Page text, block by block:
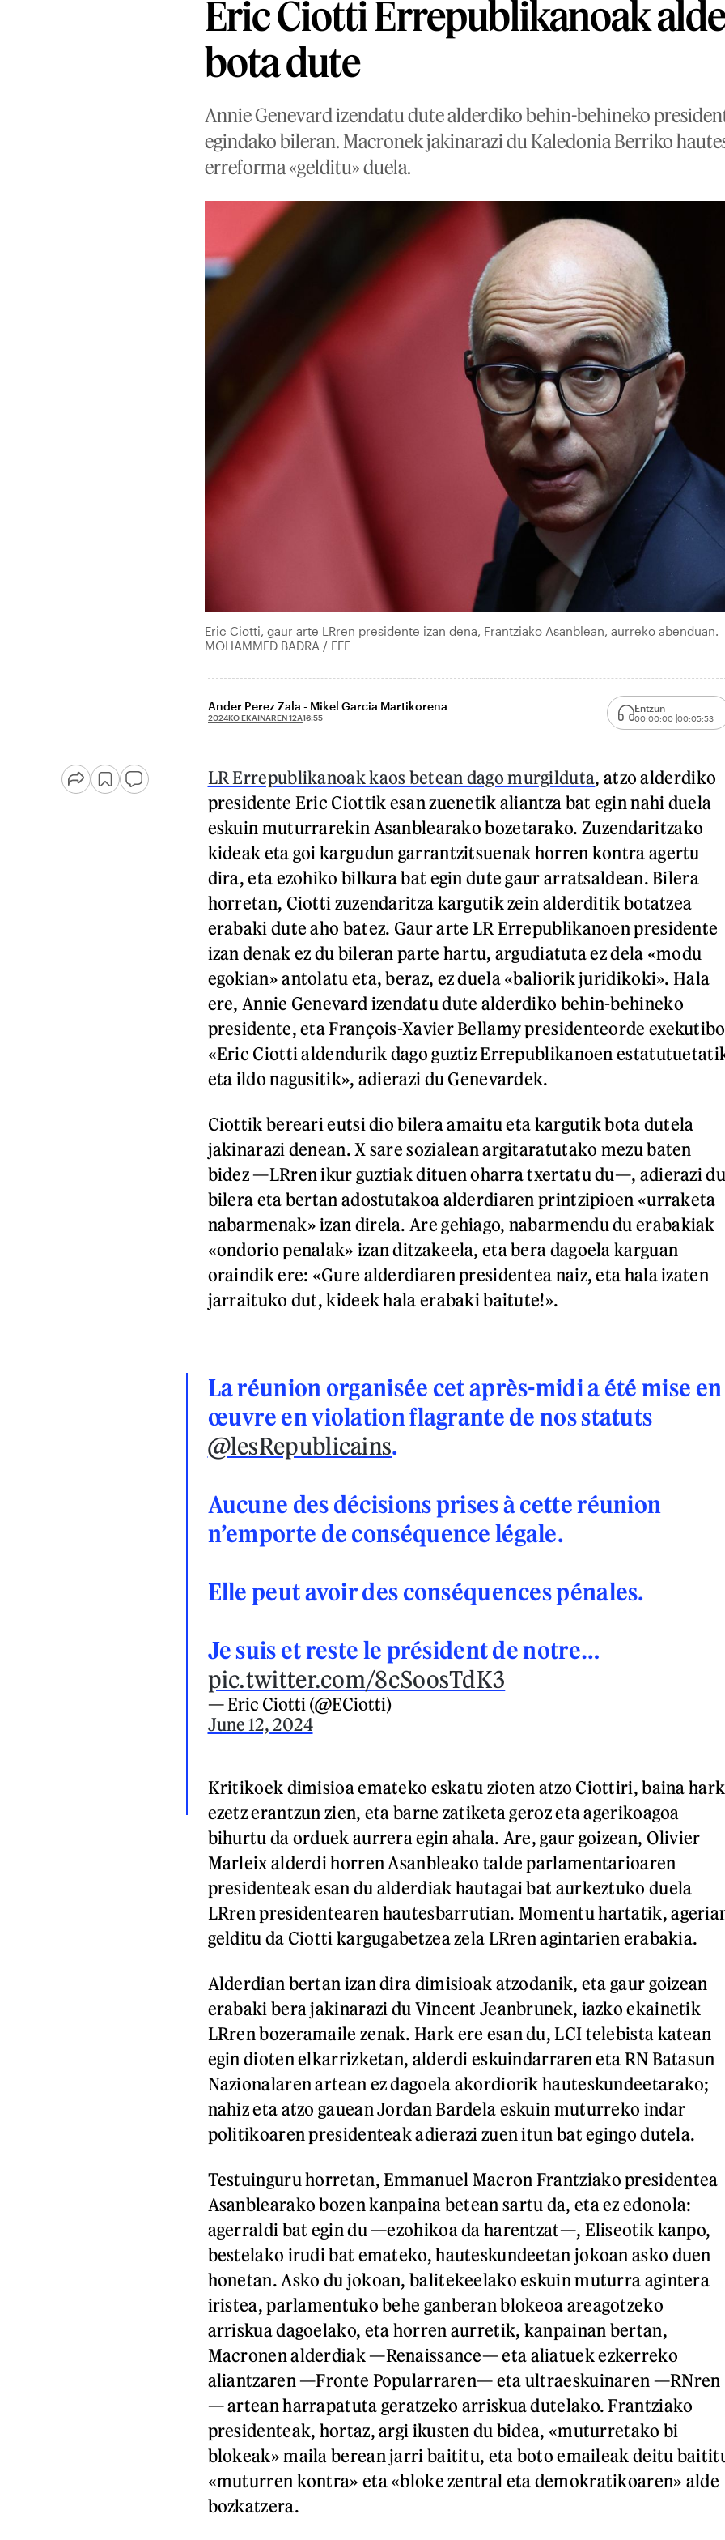
Eric Ciotti Errepublikanoak
bota dute
Annie Genevard izendatu dute alderdiko behin-behineko
egindako bileran. Macronek jakinarazi du Kaledonia Berriko
erreforma «gelditu» duela.
Eric Ciotti, gaur arte LRren presidente izan dena, Frantziako Asanblean, aurreko abenduan.
MOHAMMED BADRA / EFE
Ander Perez Zala - Mikel Garcia Martikorena
2024KO EKAINAREN 12A16:55
Entzun
00:00:00 00:05:53
LR Errepublikanoak kaos betean dago murgilduta, atzo alderdiko
presidente Eric Ciottik esan zuenetik aliantza bat egin nahi duela
eskuin muturrarekin Asanblearako bozetarako. Zuzendaritzako
kideak eta goi kargudun garrantzitsuenak horren kontra agertu
dira, eta ezohiko bilkura bat egin dute gaur arratsaldean. Bilera
horretan, Ciotti zuzendaritza kargutik zein alderditik botatzea
erabaki dute aho batez. Gaur arte LR Errepublikanoen presidente
izan denak ez du bileran parte hartu, argudiatuta ez dela «modu
egokian» antolatu eta, beraz, ez duela «baliorik juridikoki». Hala
ere, Annie Genevard izendatu dute alderdiko behin-behineko
presidente, eta François-Xavier Bellamy presidenteorde
«Eric Ciotti aldendurik dago guztiz Errepublikanoen
eta ildo nagusitik», adierazi du Genevardek.
Ciottik bereari eutsi dio bilera amaitu eta kargutik bota dutela
jakinarazi denean. X sare sozialean argitaratutako mezu baten
bidez —LRren ikur guztiak dituen oharra txertatu du—, adierazi du
bilera eta bertan adostutakoa alderdiaren printzipioen «urraketa
nabarmenak» izan direla. Are gehiago, nabarmendu du erabakiak
«ondorio penalak» izan ditzakeela, eta bera dagoela karguan
oraindik ere: «Gure alderdiaren presidentea naiz, eta hala izaten
jarraituko dut, kideek hala erabaki baitute!».
La réunion organisée cet après-midi a été mise en
œuvre en violation flagrante de nos statuts
@lesRepublicains.
Aucune des décisions prises à cette réunion
n’emporte de conséquence légale.
Elle peut avoir des conséquences pénales.
Je suis et reste le président de notre…
pic.twitter.com/8cSoosTdK3
— Eric Ciotti (@ECiotti)
June 12, 2024
Kritikoek dimisioa emateko eskatu zioten atzo Ciottiri, baina hark
ezetz erantzun zien, eta barne zatiketa geroz eta agerikoagoa
bihurtu da orduek aurrera egin ahala. Are, gaur goizean, Olivier
Marleix alderdi horren Asanbleako talde parlamentarioaren
presidenteak esan du alderdiak hautagai bat aurkeztuko duela
LRren presidentearen hautesbarrutian. Momentu hartatik,
gelditu da Ciotti kargugabetzea zela LRren agintarien erabakia.
Alderdian bertan izan dira dimisioak atzodanik, eta gaur goizean
erabaki bera jakinarazi du Vincent Jeanbrunek, iazko ekainetik
LRren bozeramaile zenak. Hark ere esan du, LCI telebista katean
egin dioten elkarrizketan, alderdi eskuindarraren eta RN Batasun
Nazionalaren artean ez dagoela akordiorik hauteskundeetarako;
nahiz eta atzo gauean Jordan Bardela eskuin muturreko indar
politikoaren presidenteak adierazi zuen itun bat egingo dutela.
Testuinguru horretan, Emmanuel Macron Frantziako presidentea
Asanblearako bozen kanpaina betean sartu da, eta ez edonola:
agerraldi bat egin du —ezohikoa da harentzat—, Eliseotik kanpo,
bestelako irudi bat emateko, hauteskundeetan jokoan asko duen
honetan. Asko du jokoan, balitekeelako eskuin muturra agintera
iristea, parlamentuko behe ganberan blokeoa areagotzeko
arriskua dagoelako, eta horren aurretik, kanpainan bertan,
Macronen alderdiak —Renaissance— eta aliatuek ezkerreko
aliantzaren —Fronte Popularraren— eta ultraeskuinaren —RNren
— artean harrapatuta geratzeko arriskua dutelako. Frantziako
presidenteak, hortaz, argi ikusten du bidea, «muturretako bi
blokeak» maila berean jarri baititu, eta boto emaileak deitu
«muturren kontra» eta «bloke zentral eta demokratikoaren» alde
bozkatzera.